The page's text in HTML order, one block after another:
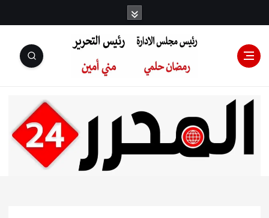
رئيس مجلس
الإدارة: رمضان